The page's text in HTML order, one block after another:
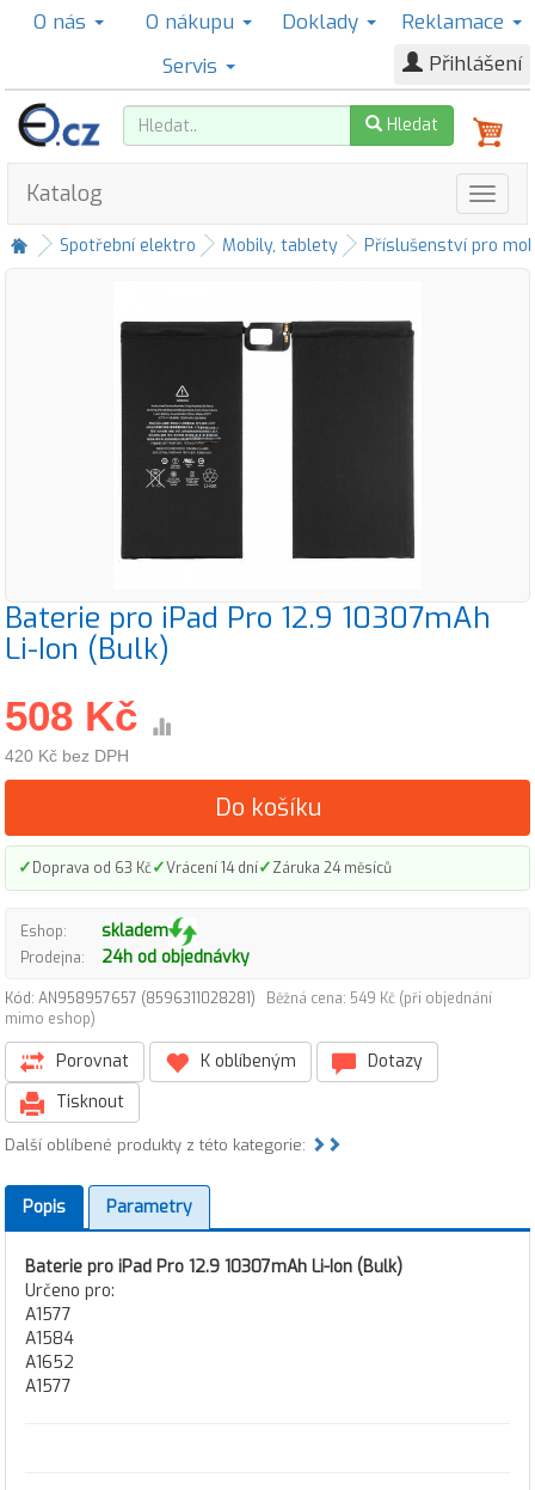
O nás O nákupu Doklady
Reklamace
Servis
Přihlášení
Hledat
Katalog
Spotřební elektro Mobily, tablety Příslušenství pro
Baterie pro iPad Pro 12.9 10307mAh
Li-Ion (Bulk)
508 Kč
420 Kč bez DPH
Do košíku
✓Doprava od 63 Kč✓Vrácení 14 dní✓Záruka 24 měsíců
Eshop: skladem
Prodejna: 24h od objednávky
Kód: AN958957657 (8596311028281)
Běžná cena: 549 Kč (při objednání
mimo eshop)
Porovnat K oblíbeným
Dotazy
Tisknout
Další oblíbené produkty z této kategorie:
Popis Parametry
Baterie pro iPad Pro 12.9 10307mAh Li-Ion (Bulk)
Určeno pro:
A1577
A1584
A1652
A1577